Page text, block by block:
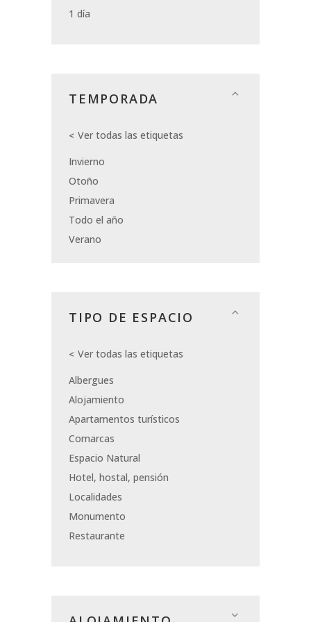
1 día
TEMPORADA
Ver todas las etiquetas
Invierno
Otoño
Primavera
Todo el año
Verano
TIPO DE ESPACIO
Ver todas las etiquetas
Albergues
Alojamiento
Apartamentos turísticos
Comarcas
Espacio Natural
Hotel, hostal, pensión
Localidades
Monumento
Restaurante